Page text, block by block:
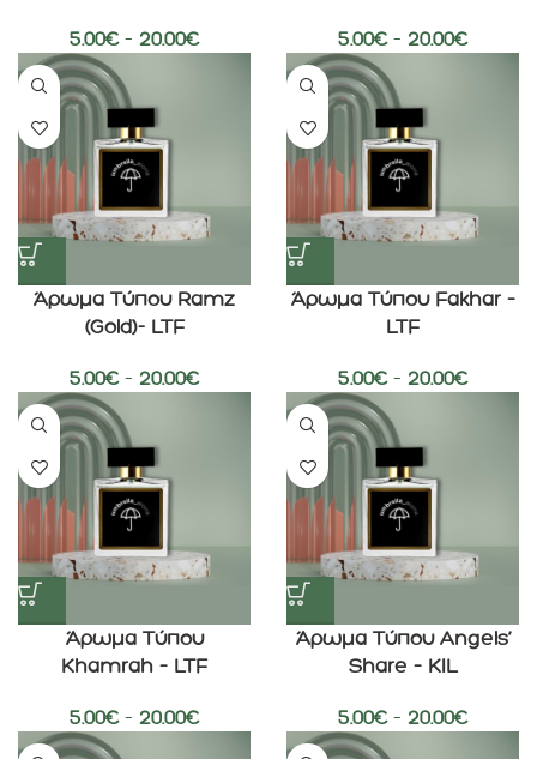
5.00€ – 20.00€ 5.00€ – 20.00€
Άρωμα Τύπου Ramz
(Gold)- LTF
5.00€ – 20.00€
Άρωμα Τύπου Fakhar –
LTF
5.00€ – 20.00€
Άρωμα Τύπου
Khamrah – LTF
5.00€ – 20.00€
Άρωμα Τύπου Angels’
Share – KIL
5.00€ – 20.00€